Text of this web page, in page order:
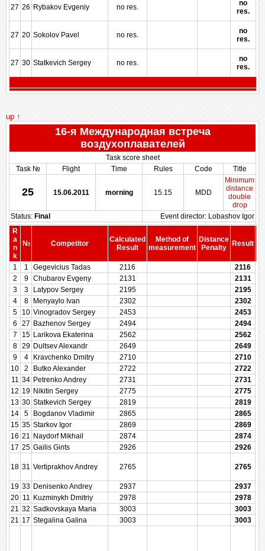
27 26 Rybakov Evgeniy no res.
no
res.
27 20 Sokolov Pavel no res.
no
res.
27 30 Statkevich Sergey no res.
no
res.
up ↑
16-я Международная встреча
воздухоплавателей
Task score sheet
Task №
Flight Time Rules Code Title
25 15.06.2011 morning 15.15 MDD
Minimum
distance
double
drop
Status: Final
Event director: Lobashov Igor
R
a
n
k
№ Competitor
Calculated
Result
Method of
measurement
Distance
Penalty
Result
1
1 Gegevicius Tadas 2116
2116
2
9 Chubarov Evgeny 2131
2131
3
3 Latypov Sergey 2195
2195
4
8 Menyaylo Ivan 2302
2302
5
10 Vinogradov Sergey 2453
2453
6
27 Bazhenov Sergey 2494
2494
7
15 Larikova Ekaterina 2562
2562
8
29 Dultsev Alexandr 2649
2649
9
4 Kravchenko Dmitry 2710
2710
10
2 Butko Alexander 2722
2722
11 34 Petrenko Andrey 2731
2731
12 19 Nikitin Sergey 2775
2775
13 30 Statkevich Sergey 2819
2819
14
5 Bogdanov Vladimir 2865
2865
15 35 Starkov Igor 2869
2869
16 21 Naydorf Mikhail 2874
2874
17 25 Gailis Gints 2926 2926
18 31 Vertiprakhov Andrey 2765 2765
19 33 Denisenko Andrey 2937
2937
20 11 Kuzminykh Dmitriy 2978
2978
21 32 Sadkovskaya Maria 3003
3003
21 17 Stegalina Galina 3003 3003